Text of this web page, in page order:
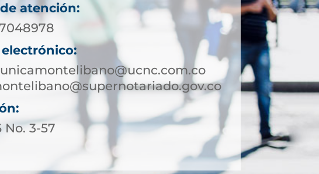
atención:
No. 3-57